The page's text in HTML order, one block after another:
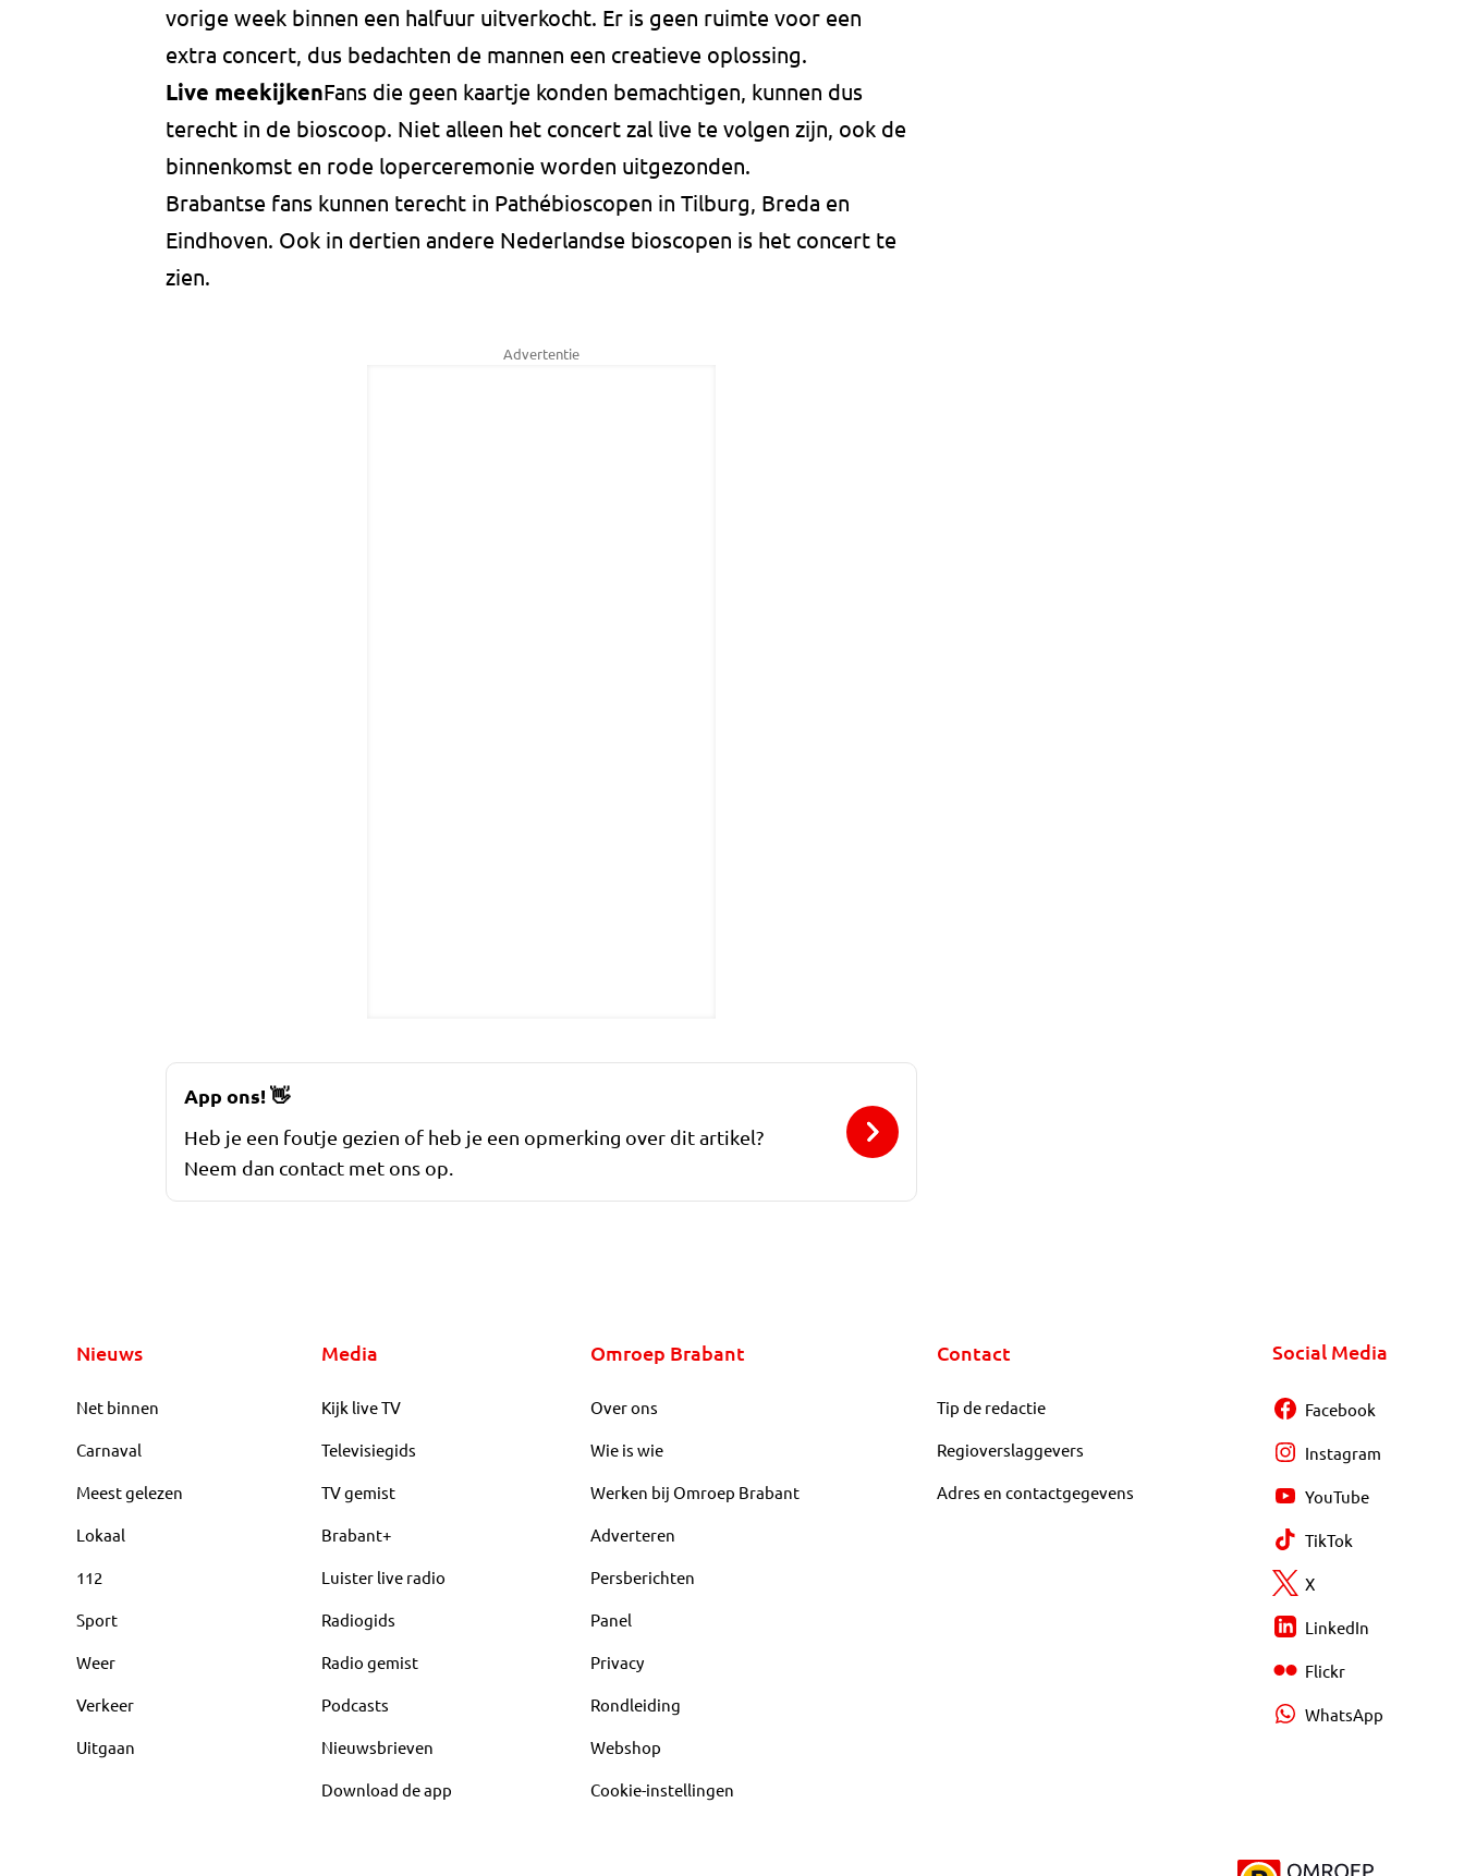
vorige week binnen een halfuur uitverkocht. Er is geen ruimte voor een
extra concert, dus bedachten de mannen een creatieve oplossing.
Live meekijkenFans die geen kaartje konden bemachtigen, kunnen dus
terecht in de bioscoop. Niet alleen het concert zal live te volgen zijn, ook de
binnenkomst en rode loperceremonie worden uitgezonden.
Brabantse fans kunnen terecht in Pathébioscopen in Tilburg, Breda en
Eindhoven. Ook in dertien andere Nederlandse bioscopen is het concert te
zien.
Advertentie
App ons!👋
Heb je een foutje gezien of heb je een opmerking over dit artikel?
Neem dan contact met ons op.
Nieuws
Net binnen
Carnaval
Meest gelezen
Lokaal
112
Sport
Weer
Verkeer
Uitgaan
Media
Kijk live TV
Televisiegids
TV gemist
Brabant+
Luister live radio
Radiogids
Radio gemist
Podcasts
Nieuwsbrieven
Download de app
Omroep Brabant
Over ons
Wie is wie
Werken bij Omroep Brabant
Adverteren
Persberichten
Panel
Privacy
Rondleiding
Webshop
Cookie-instellingen
Contact
Tip de redactie
Regioverslaggevers
Adres en contactgegevens
Social Media
Facebook
Instagram
YouTube
TikTok
X
LinkedIn
Flickr
WhatsApp